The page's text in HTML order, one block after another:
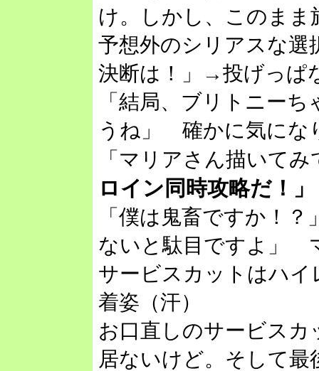
け。しかし、このまま
予想外のシリアスな選
決断は！」→投げっぱ
「結局、ブリトニー
うね」 確かに気にな
「マリアさん描いて
ロイン同時攻略だ！」
「僕は鬼畜ですか！
ないと駄目ですよ」
サービスカットはハ
着姿（汗）
お口直しのサービス
居ないけど。そして最